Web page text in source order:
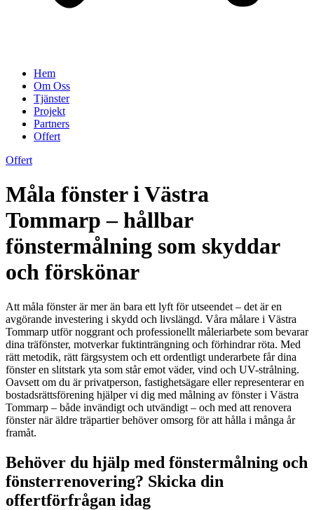
Hem
Om Oss
Tjänster
Projekt
Partners
Offert
Offert
Måla fönster i Västra
Tommarp – hållbar
fönstermålning som skyddar
och förskönar
Att måla fönster är mer än bara ett lyft för utseendet – det är en
avgörande investering i skydd och livslängd. Våra målare i Västra
Tommarp utför noggrant och professionellt måleriarbete som bevarar
dina träfönster, motverkar fuktinträngning och förhindrar röta. Med
rätt metodik, rätt färgsystem och ett ordentligt underarbete får dina
fönster en slitstark yta som står emot väder, vind och UV-strålning.
Oavsett om du är privatperson, fastighetsägare eller representerar en
bostadsrättsförening hjälper vi dig med målning av fönster i Västra
Tommarp – både invändigt och utvändigt – och med att renovera
fönster när äldre träpartier behöver omsorg för att hålla i många år
framåt.
Behöver du hjälp med fönstermålning och
fönsterrenovering? Skicka din
offertförfrågan idag